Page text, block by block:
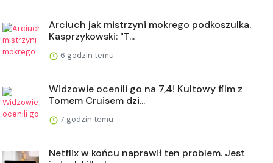
Arciuch jak mistrzyni mokrego podkoszulka.
Kasprzykowski: "T...
6 godzin temu
Widzowie ocenili go na 7,4! Kultowy film z
Tomem Cruisem dzi...
7 godzin temu
Netflix w końcu naprawił ten problem. Jest